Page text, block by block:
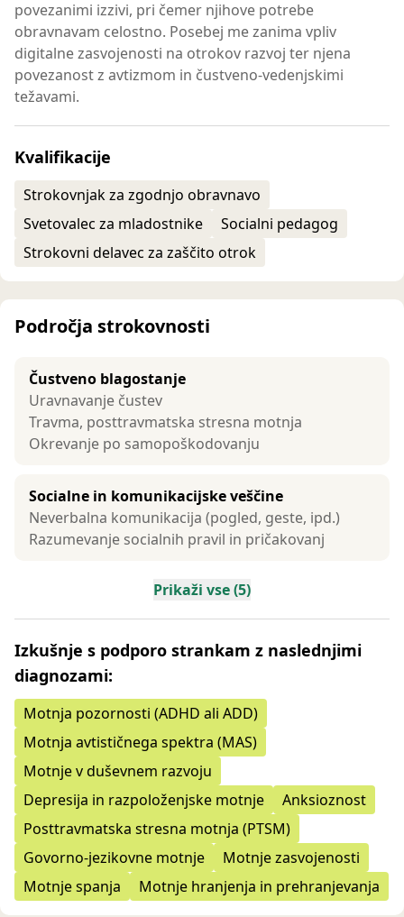
povezanimi izzivi, pri čemer njihove potrebe
obravnavam celostno. Posebej me zanima vpliv
digitalne zasvojenosti na otrokov razvoj ter njena
povezanost z avtizmom in čustveno-vedenjskimi
težavami.
Kvalifikacije
Strokovnjak za zgodnjo obravnavo
Svetovalec za mladostnike
Socialni pedagog
Strokovni delavec za zaščito otrok
Področja strokovnosti
Čustveno blagostanje
Uravnavanje čustev
Travma, posttravmatska stresna motnja
Okrevanje po samopoškodovanju
Socialne in komunikacijske veščine
Neverbalna komunikacija (pogled, geste, ipd.)
Razumevanje socialnih pravil in pričakovanj
Prikaži vse (5)
Izkušnje s podporo strankam z naslednjimi
diagnozami:
Motnja pozornosti (ADHD ali ADD)
Motnja avtističnega spektra (MAS)
Motnje v duševnem razvoju
Depresija in razpoloženjske motnje
Anksioznost
Posttravmatska stresna motnja (PTSM)
Govorno-jezikovne motnje
Motnje zasvojenosti
Motnje spanja
Motnje hranjenja in prehranjevanja